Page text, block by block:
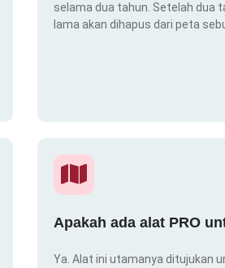
selama dua tahun. Setelah dua
lama akan dihapus dari peta
Apakah ada alat PRO
Ya. Alat ini utamanya ditujukan